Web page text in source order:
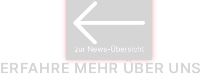
zur News-Übersicht
ERFAHRE MEHR ÜBER UNS